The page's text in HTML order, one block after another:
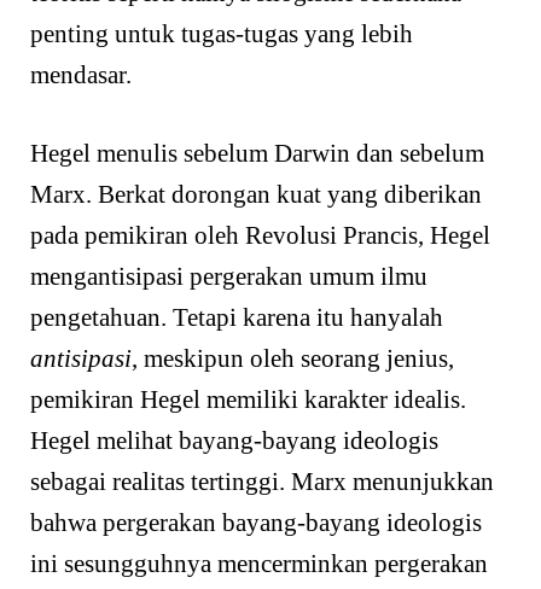
penting untuk tugas-tugas yang lebih
mendasar.
Hegel menulis sebelum Darwin dan sebelum
Marx. Berkat dorongan kuat yang diberikan
pada pemikiran oleh Revolusi Prancis, Hegel
mengantisipasi pergerakan umum ilmu
pengetahuan. Tetapi karena itu hanyalah
antisipasi, meskipun oleh seorang jenius,
pemikiran Hegel memiliki karakter idealis.
Hegel melihat bayang-bayang ideologis
sebagai realitas tertinggi. Marx menunjukkan
bahwa pergerakan bayang-bayang ideologis
ini sesungguhnya mencerminkan pergerakan